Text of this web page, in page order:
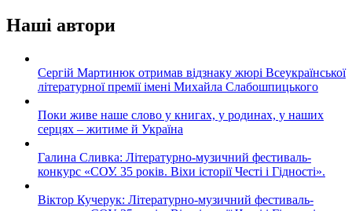
Наші автори
Сергій Мартинюк отримав відзнаку жюрі Всеукраїнської
літературної премії імені Михайла Слабошпицького
Поки живе наше слово у книгах, у родинах, у наших
серцях – житиме й Україна
Галина Сливка: Літературно-музичний фестиваль-
конкурс «СОУ. 35 років. Віхи історії Честі і Гідності».
Віктор Кучерук: Літературно-музичний фестиваль-